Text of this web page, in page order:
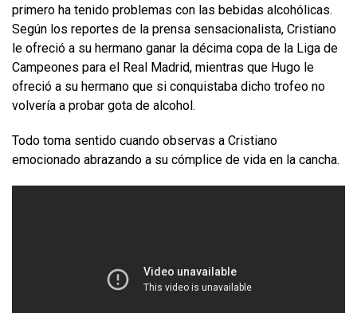
primero ha tenido problemas con las bebidas alcohólicas.
Según los reportes de la prensa sensacionalista, Cristiano
le ofreció a su hermano ganar la décima copa de la Liga de
Campeones para el Real Madrid, mientras que Hugo le
ofreció a su hermano que si conquistaba dicho trofeo no
volvería a probar gota de alcohol.
Todo toma sentido cuando observas a Cristiano
emocionado abrazando a su cómplice de vida en la cancha.